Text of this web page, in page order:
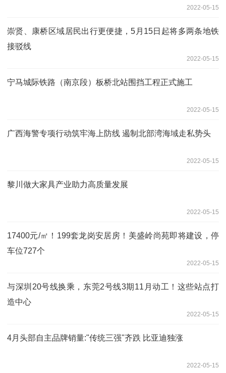
2022-05-15
崇贤、康桥区域居民出行更便捷，5月15日起将多两条地铁
接驳线
2022-05-15
宁马城际铁路（南京段）板桥北站围挡工程正式施工
2022-05-15
广西海警专项行动筑牢海上防线 遏制北部湾海域走私势头
2022-05-15
黎川做大家具产业助力高质量发展
2022-05-15
17400元/㎡！199套龙岗安居房！美盛岭尚苑即将建设，停
车位727个
2022-05-15
与深圳20号线换乘，东莞2号线3期11月动工！这些站点打
造中心
2022-05-15
4月头部自主品牌销量:"传统三强"齐跌 比亚迪独涨
2022-05-15